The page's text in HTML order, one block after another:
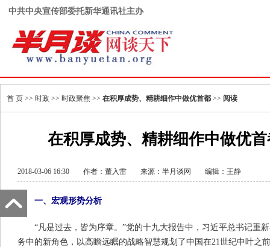
中共中央宣传部委托新华通讯社主办
首 页 >> 时政 >> 时政聚焦 >> 在积厚成势、精耕细作中做优首都 >> 阅读
在积厚成势、精耕细作中做优
2018-03-06 16:30 作者：董入雷 来源： 半月谈网 编辑：王静
一、宏观形势分析
“凡是过去，皆为序章。”党的十九大报告中，习近平总书记重
务中的新角色，以高瞻远瞩的战略智慧规划了中国在21世纪中叶之